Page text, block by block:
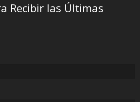
Recibir las Últimas